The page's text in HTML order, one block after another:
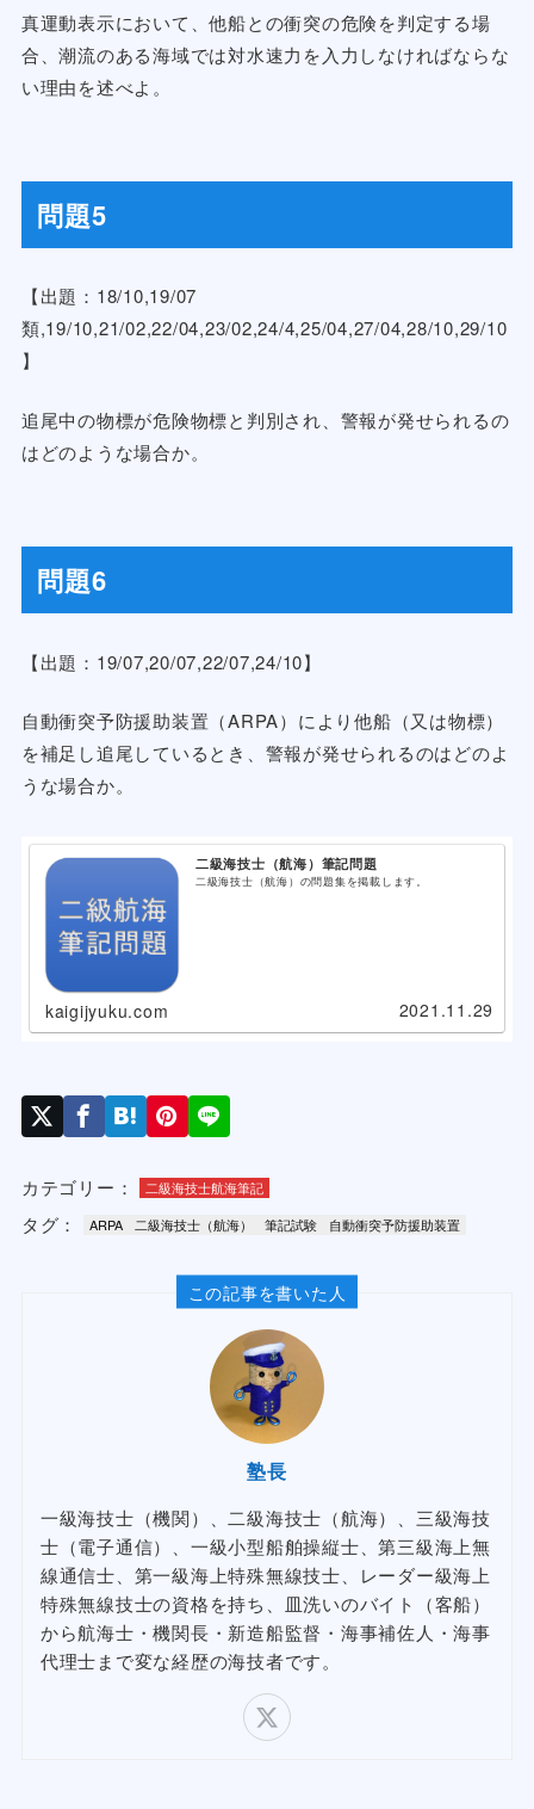
真運動表示において、他船との衝突の危険を判定する場
合、潮流のある海域では対水速力を入力しなければならな
い理由を述べよ。
問題5
【出題：18/10,19/07
類,19/10,21/02,22/04,23/02,24/4,25/04,27/04,28/10,29/10
】
追尾中の物標が危険物標と判別され、警報が発せられるの
はどのような場合か。
問題6
【出題：19/07,20/07,22/07,24/10】
自動衝突予防援助装置（ARPA）により他船（又は物標）
を補足し追尾しているとき、警報が発せられるのはどのよ
うな場合か。
二級海技士（航海）筆記問題
二級海技士（航海）の問題集を掲載します。
kaigijyuku.com 2021.11.29
カテゴリー： 二級海技士航海筆記
タグ： ARPA 二級海技士（航海） 筆記試験 自動衝突予防援助装置
この記事を書いた人
塾長
一級海技士（機関）、二級海技士（航海）、三級海技
士（電子通信）、一級小型船舶操縦士、第三級海上無
線通信士、第一級海上特殊無線技士、レーダー級海上
特殊無線技士の資格を持ち、皿洗いのバイト（客船）
から航海士・機関長・新造船監督・海事補佐人・海事
代理士まで変な経歴の海技者です。